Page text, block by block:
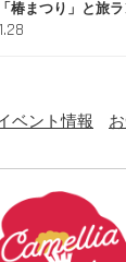
椿まつり」と旅ラ
ベント情報